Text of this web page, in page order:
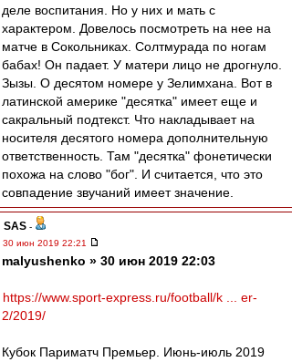
деле воспитания. Но у них и мать с
характером. Довелось посмотреть на нее на
матче в Сокольниках. Солтмурада по ногам
бабах! Он падает. У матери лицо не дрогнуло.
Зызы. О десятом номере у Зелимхана. Вот в
латинской америке "десятка" имеет еще и
сакральный подтекст. Что накладывает на
носителя десятого номера дополнительную
ответственность. Там "десятка" фонетически
похожа на слово "бог". И считается, что это
совпадение звучаний имеет значение.
SAS -
30 июн 2019 22:21
malyushenko » 30 июн 2019 22:03
https://www.sport-express.ru/football/k ... er-
2/2019/
Кубок Париматч Премьер. Июнь-июль 2019